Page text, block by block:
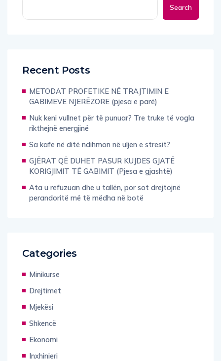
Search
Recent Posts
METODAT PROFETIKE NË TRAJTIMIN E
GABIMEVE NJERËZORE (pjesa e parë)
Nuk keni vullnet për të punuar? Tre truke të vogla
rikthejnë energjinë
Sa kafe në ditë ndihmon në uljen e stresit?
GJËRAT QË DUHET PASUR KUJDES GJATË
KORIGJIMIT TË GABIMIT (Pjesa e gjashtë)
Ata u refuzuan dhe u tallën, por sot drejtojnë
perandoritë më të mëdha në botë
Categories
Minikurse
Drejtimet
Mjekësi
Shkencë
Ekonomi
Inxhinieri